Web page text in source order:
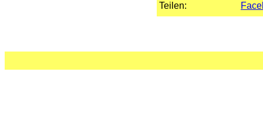
Teilen: